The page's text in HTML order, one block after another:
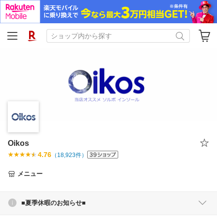
Oikos
4.76 （ 18,923件）
メニュー
■夏季休暇のお知らせ■